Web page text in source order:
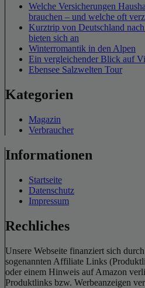
Welche Versicherungen
brauchen – und welche oft
Kurztrip von Deutschland
bieten sich an
Winterromantik in den Alpen
Ein vergleichender Blick auf
Ebensee Salzwelten Tour
Kategorien
Magazin
Verbraucher
Informationen
Startseite
Datenschutz
Impressum
Rechliches
Unsere Webseite finanziert sich
sogenannten Affiliate Links
oder einem Hinweis auf Amazon
Produktlinks bzw. Werbeanzeigen